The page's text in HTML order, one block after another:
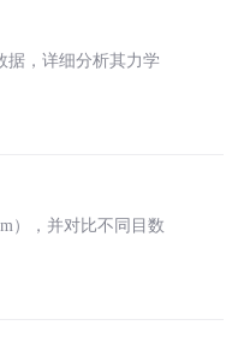
据，详细分析其力学
），并对比不同目数